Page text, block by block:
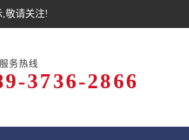
敬请关注!
务热线
3736-2866